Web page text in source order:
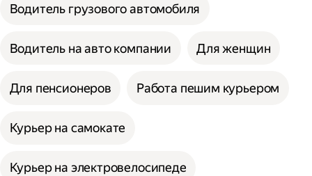
Водитель грузового автомобиля
Водитель на авто компании Для женщин
Для пенсионеров Работа пешим курьером
Курьер на самокате
Курьер на электровелосипеде